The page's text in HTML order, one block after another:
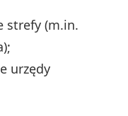
strefy (m.in.
urzędy